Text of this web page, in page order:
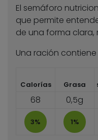
El semáforo
que permite
de una forma
Una ración contiene
Calorías Grasa
68 0,5g
3% 1%